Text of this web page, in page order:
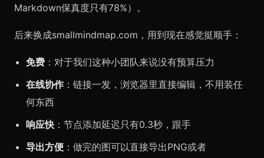
Markdown保真度只有78%）。
后来换成smallmindmap.com，用到现在感觉挺顺手：
免费 ：对于我们这种小团队来说没有预算压力
在线协作：链接一发，浏览器里直接编辑，不用装任
何东西
响应快 ：节点添加延迟只有0.3秒，跟手
导出方便 ：做完的图可以直接导出PNG或者